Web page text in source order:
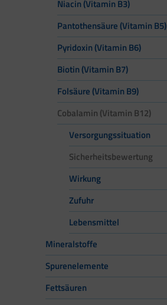
Niacin (Vitamin B3)
Pantothensäure (Vitamin B5)
Pyridoxin (Vitamin B6)
Biotin (Vitamin B7)
Folsäure (Vitamin B9)
Cobalamin (Vitamin B12)
Versorgungssituation
Sicherheitsbewertung
Wirkung
Zufuhr
Lebensmittel
Mineralstoffe
Spurenelemente
Fettsäuren